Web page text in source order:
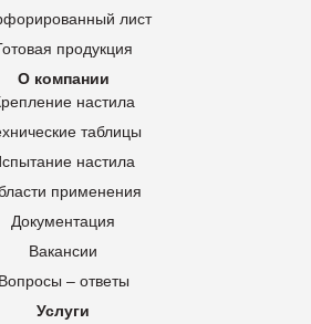
лист
продукция
О компании
настила
таблицы
настила
применения
Документация
Вакансии
Вопросы – ответы
Услуги